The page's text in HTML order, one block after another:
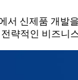
서 신제품 개
략적인 비즈니